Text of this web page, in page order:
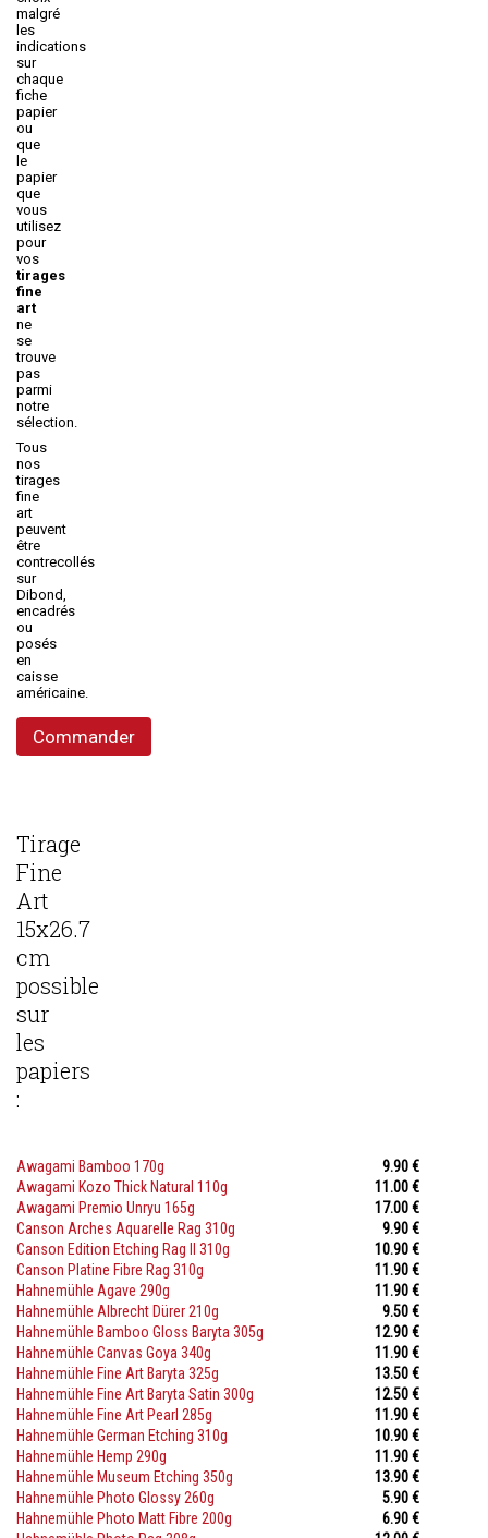
malgré
les
indications
sur
chaque
fiche
papier
ou
que
le
papier
que
vous
utilisez
pour
vos
tirages
fine
art
ne
se
trouve
pas
parmi
notre
sélection.
Tous
nos
tirages
fine
art
peuvent
être
contrecollés
sur
Dibond,
encadrés
ou
posés
en
caisse
américaine.
Commander
Tirage
Fine
Art
15x26.7
cm
possible
sur
les
papiers
:
Awagami Bamboo 170g
9.90 €
Awagami Kozo Thick Natural 110g
11.00 €
Awagami Premio Unryu 165g
17.00 €
Canson Arches Aquarelle Rag 310g
9.90 €
Canson Edition Etching Rag II 310g
10.90 €
Canson Platine Fibre Rag 310g
11.90 €
Hahnemühle Agave 290g
11.90 €
Hahnemühle Albrecht Dürer 210g
9.50 €
Hahnemühle Bamboo Gloss Baryta 305g
12.90 €
Hahnemühle Canvas Goya 340g
11.90 €
Hahnemühle Fine Art Baryta 325g
13.50 €
Hahnemühle Fine Art Baryta Satin 300g
12.50 €
Hahnemühle Fine Art Pearl 285g
11.90 €
Hahnemühle German Etching 310g
10.90 €
Hahnemühle Hemp 290g
11.90 €
Hahnemühle Museum Etching 350g
13.90 €
Hahnemühle Photo Glossy 260g
5.90 €
Hahnemühle Photo Matt Fibre 200g
6.90 €